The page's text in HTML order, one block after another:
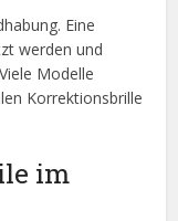
Eine
werden und
Modelle
Korrektionsbrille
im